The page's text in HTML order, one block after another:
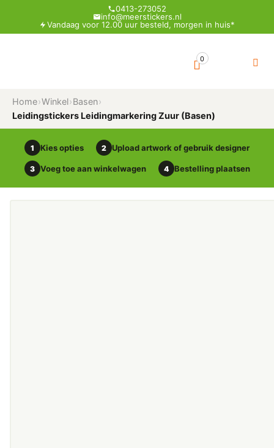
0413-273052
info@meerstickers.nl
Vandaag voor 12.00 uur besteld, morgen in huis*
0
Home›Winkel›Basen›
Leidingstickers Leidingmarkering Zuur (Basen)
1 Kies opties 2 Upload artwork of gebruik designer
3 Voeg toe aan winkelwagen 4 Bestelling plaatsen